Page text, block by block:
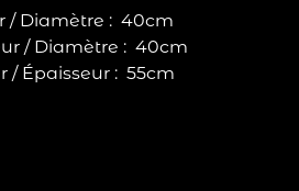
/ Diamètre : 40cm
/ Diamètre : 40cm
/ Épaisseur : 55cm